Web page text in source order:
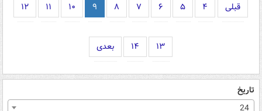
قبلی ۴ ۵ ۶ ۷ ۸ ۹ ۱۰ ۱۱ ۱۲
۱۳ ۱۴ بعدی
تاریخ
24